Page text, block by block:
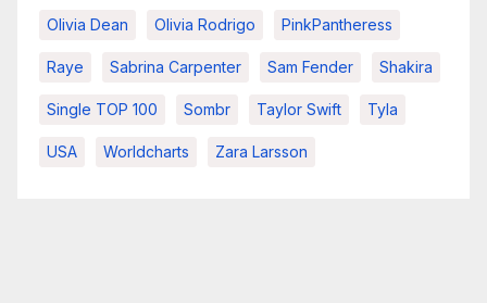
Olivia Dean Olivia Rodrigo PinkPantheress
Raye Sabrina Carpenter Sam Fender Shakira
Single TOP 100 Sombr Taylor Swift Tyla
USA Worldcharts Zara Larsson